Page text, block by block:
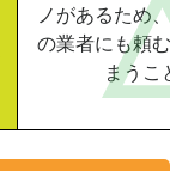
ノがあるため
の業者にも頼
まうこ